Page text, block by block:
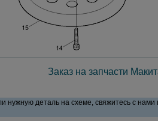
Заказ на запчасти
нужную деталь на схеме, свяжитесь с